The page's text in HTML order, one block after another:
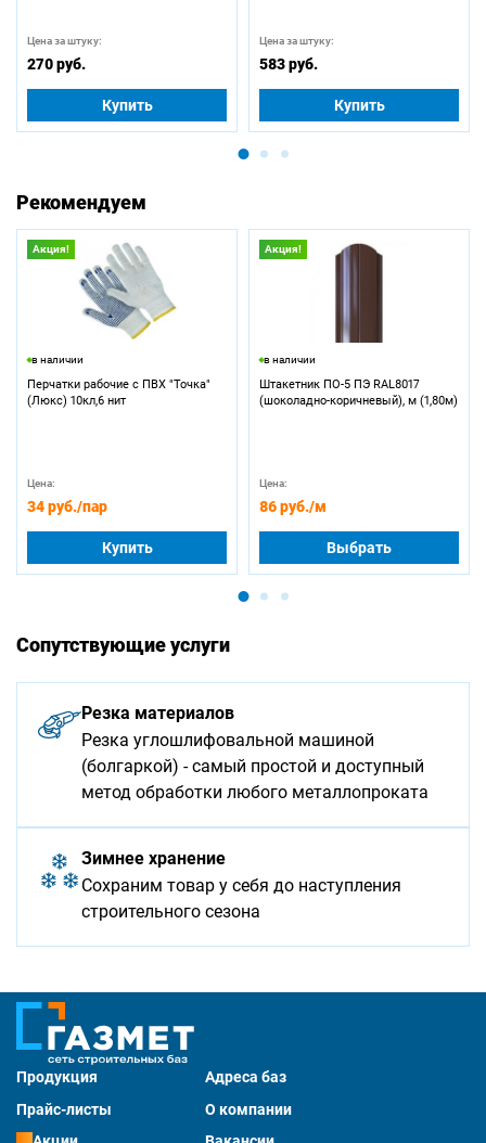
Цена за штуку:
270 руб.
Купить
Цена за штуку:
583 руб.
Купить
Рекомендуем
Акция!
в наличии
Перчатки рабочие с ПВХ "Точка"
(Люкс) 10кл,6 нит
Цена:
34 руб./пар
Купить
Акция!
в наличии
Штакетник ПО-5 ПЭ RAL8017
(шоколадно-коричневый), м (1,80м)
Цена:
86 руб./м
Выбрать
Сопутствующие услуги
Резка материалов
Резка углошлифовальной машиной
(болгаркой) - самый простой и доступный
метод обработки любого металлопроката
Зимнее хранение
Сохраним товар у себя до наступления
строительного сезона
Продукция
Адреса баз
Прайс-листы
О компании